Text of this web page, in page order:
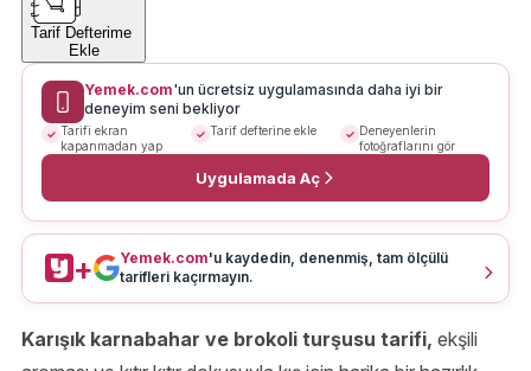
Tarif Defterime
Ekle
Yemek.com'un ücretsiz uygulamasında daha iyi bir
deneyim seni bekliyor
Tarifi ekran
kapanmadan yap
Tarif defterine ekle
Deneyenlerin
fotoğraflarını gör
Uygulamada Aç
+ Yemek.com'u kaydedin, denenmiş, tam ölçülü
tarifleri kaçırmayın.
Karışık karnabahar ve brokoli turşusu tarifi, ekşili